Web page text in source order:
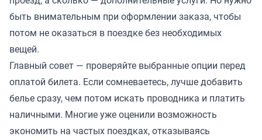
быть внимательным при оформлении заказа, чтобы
потом не оказаться в поездке без необходимых
вещей.
Главный совет — проверяйте выбранные опции перед
оплатой билета. Если сомневаетесь, лучше добавить
белье сразу, чем потом искать проводника и платить
наличными. Многие уже оценили возможность
экономить на частых поездках, отказываясь